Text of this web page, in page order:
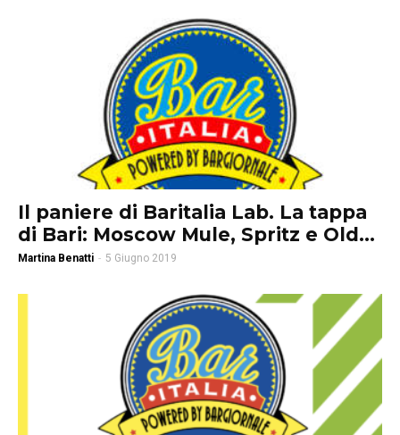
Il paniere di Baritalia Lab. La tappa
di Bari: Moscow Mule, Spritz e Old...
Martina Benatti - 5 Giugno 2019